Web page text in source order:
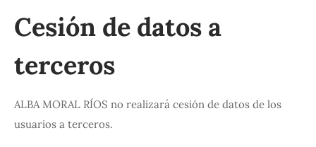
Cesión de datos a
terceros
ALBA MORAL RÍOS no realizará cesión de datos de los
usuarios a terceros.